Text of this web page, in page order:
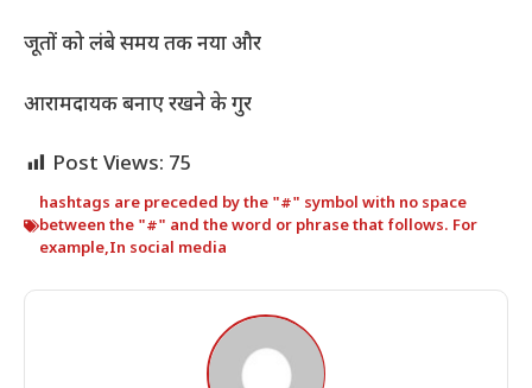
जूतों को लंबे समय तक नया और
आरामदायक बनाए रखने के गुर
Post Views: 75
hashtags are preceded by the "#" symbol with no space
between the "#" and the word or phrase that follows. For
example,In social media